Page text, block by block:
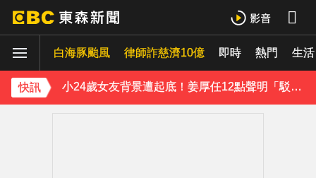
白海豚颱風 律師詐慈濟10億 即時 熱門 生活
快訊
下載東森App，隨時掌握天下大小事！
小24歲女友背景遭起底！姜厚任12點聲明「駁小三傳聞」：你在講三小？